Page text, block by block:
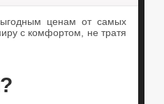
ценам от самых
с комфортом, не тратя